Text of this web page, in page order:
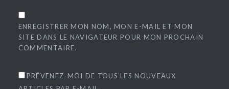
ENREGISTRER MON NOM, MON E-MAIL ET MON
SITE DANS LE NAVIGATEUR POUR MON PROCHAIN
COMMENTAIRE.
PRÉVENEZ-MOI DE TOUS LES NOUVEAUX